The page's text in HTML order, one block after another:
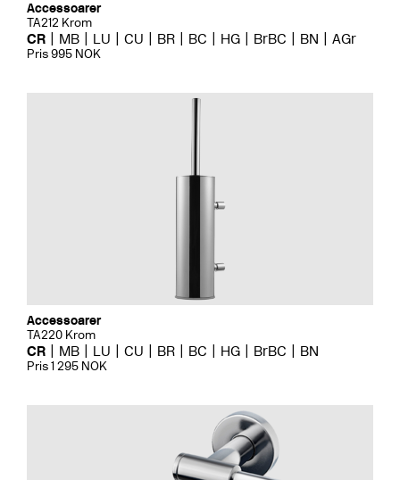
Accessoarer
TA212 Krom
CR MB LU CU BR BC HG BrBC BN AGr
Pris 995 NOK
Accessoarer
TA220 Krom
CR MB LU CU BR BC HG BrBC BN
Pris 1 295 NOK